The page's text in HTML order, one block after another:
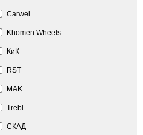
Carwel
Khomen Wheels
КиК
RST
MAK
Trebl
СКАД